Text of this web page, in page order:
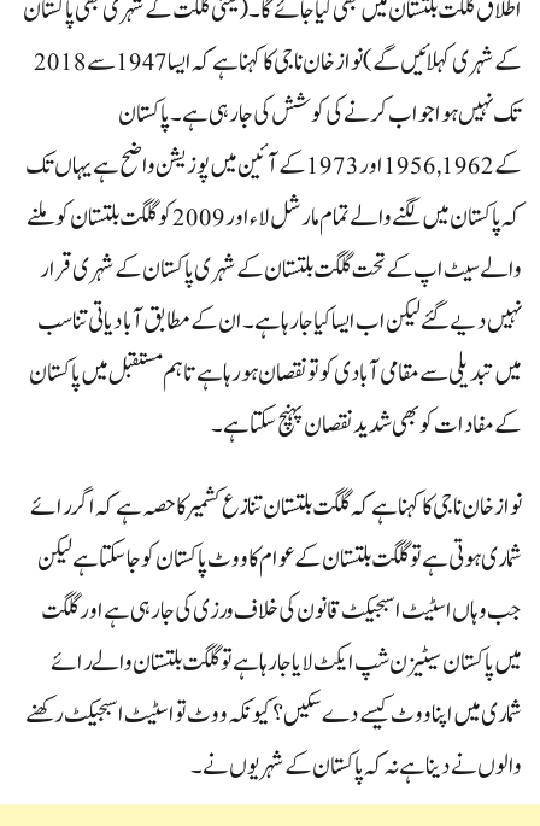
اطلاق گلگت بلتستان میں بھی کیا جائے گا۔ (یعنی گلگت کے شہری بھی پاکستان
کے شہری کہلائیں گے) نواز خان ناجی کا کہنا ہے کہ ایسا 1947 سے 2018
تک نہیں ہوا جو اب کرنے کی کوشش کی جا رہی ہے۔ پاکستان
کے 1956,1962 اور 1973 کے آئین میں پوزیشن واضح ہے یہاں تک
کہ پاکستان میں لگنے والے تمام مارشل لاءاور 2009 کو گلگت بلتستان کو ملنے
والے سیٹ اپ کے تحت گلگت بلتستان کے شہری پاکستان کے شہری قرار
نہیں دیے گئے لیکن اب ایسا کیا جا رہا ہے۔ان کے مطابق آبادیاتی تناسب
میں تبدیلی سے مقامی آبادی کو تو نقصان ہو رہا ہے تاہم مستقبل میں پاکستان
کے مفادات کو بھی شدید نقصان پہنچ سکتا ہے۔
نواز خان ناجی کا کہنا ہے کہ گلگت بلتستان تنازع کشمیر کا حصہ ہے کہ اگر رائے
شماری ہوتی ہے تو گلگت بلتستان کے عوام کا ووٹ پاکستان کو جا سکتا ہے لیکن
جب وہاں اسٹیٹ اسبجیکٹ قانون کی خلاف ورزی کی جا رہی ہے اور گلگت
میں پاکستان سیٹیزن شپ ایکٹ لایا جا رہا ہے تو گلگت بلتستان والے رائے
شماری میں اپنا ووٹ کیسے دے سکیں؟ کیونکہ ووٹ تو اسٹیٹ اسبجیکٹ رکھنے
والوں نے دینا ہے نہ کہ پاکستان کے شہریوں نے ۔